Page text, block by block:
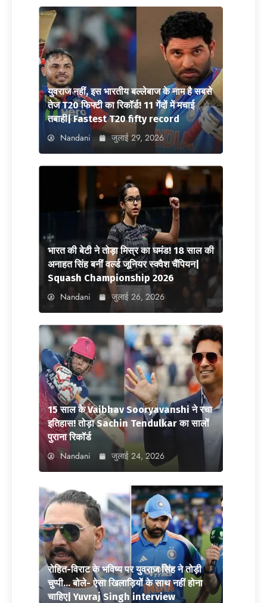
युवराज नहीं, इस भारतीय बल्लेबाज के नाम है सबसे
तेज T20 फिफ्टी का रिकॉर्ड! 11 गेंदों में मचाई
तबाही| Fastest T20 fifty record
Nandani जुलाई 29, 2026
भारत की बेटी ने तोड़ा मिस्र का घमंड! 18 साल की
अनाहत सिंह बनीं वर्ल्ड जूनियर स्क्वैश चैंपियन|
Squash Championship 2026
Nandani जुलाई 26, 2026
15 साल के Vaibhav Sooryavanshi ने रचा
इतिहास! तोड़ा Sachin Tendulkar का सालों
पुराना रिकॉर्ड
Nandani जुलाई 24, 2026
रोहित-विराट के भविष्य पर युवराज सिंह ने तोड़ी
चुप्पी… बोले- ऐसा खिलाड़ियों के साथ नहीं होना
चाहिए| Yuvraj Singh interview